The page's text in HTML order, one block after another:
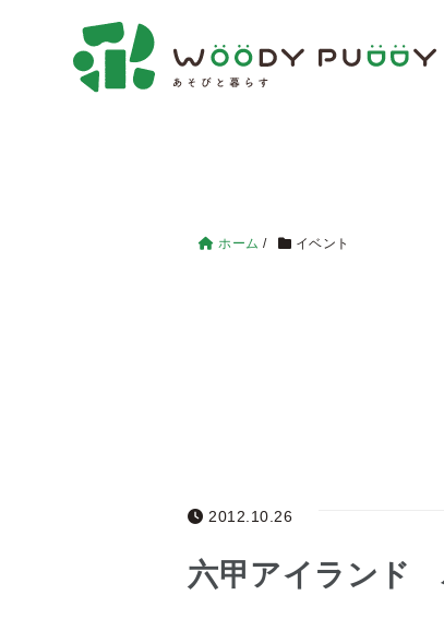
ホーム / イベント
2012.10.26
六甲アイランド